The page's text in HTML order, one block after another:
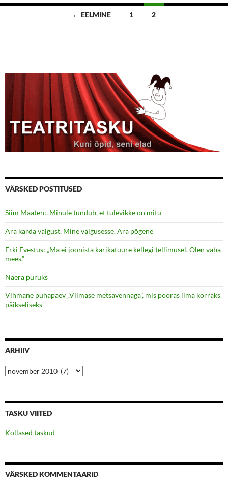
← EELMINE 1 2
VÄRSKED POSTITUSED
Siim Maaten:. Minule tundub, et tulevikke on mitu
Ära karda valgust. Mine valgusesse. Ära põgene
Erki Evestus: „Ma ei joonista karikatuure kellegi tellimusel. Olen vaba
mees.”
Naera puruks
Vihmane pühapäev „Viimase metsavennaga”, mis pööras ilma korraks
päikseliseks
ARHIIV
Arhiiv
TASKU VIITED
Kollased taskud
VÄRSKED KOMMENTAARID